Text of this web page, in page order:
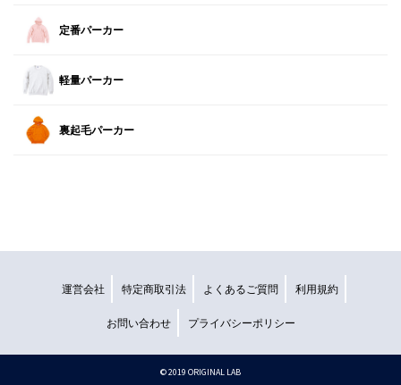
定番パーカー
軽量パーカー
裏起毛パーカー
運営会社 特定商取引法 よくあるご質問 利用規約
お問い合わせ プライバシーポリシー
©︎ 2019 ORIGINAL LAB